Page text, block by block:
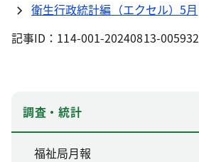
衛生行政統計編（エクセル）5月
記事ID：114-001-20240813-005932
調査・統計
福祉局月報